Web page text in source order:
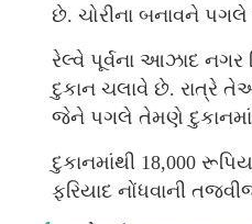
છે. ચોરીના બનાવને પગલે
રેલ્વે પૂર્વના આઝાદ નગર
દુકાન ચલાવે છે. રાત્રે
જેને પગલે તેમણે દુકાનમાં
દુકાનમાંથી 18,000
ફરિયાદ નોંધવાની